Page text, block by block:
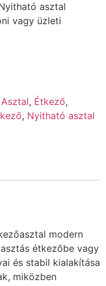
asztal
vagy üzleti
Asztal, Étkező,
, Nyitható asztal
modern
étkezőbe vagy
és stabil kialakítása
miközben